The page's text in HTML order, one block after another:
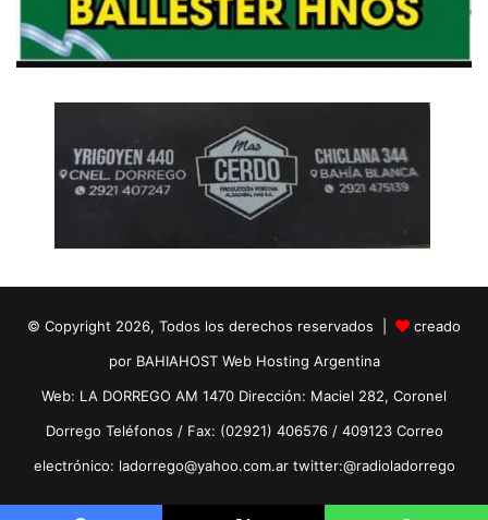
© Copyright 2026, Todos los derechos reservados |
creado
por BAHIAHOST Web Hosting Argentina
Web: LA DORREGO AM 1470 Dirección: Maciel 282, Coronel
Dorrego Teléfonos / Fax: (02921) 406576 / 409123 Correo
electrónico: ladorrego@yahoo.com.ar twitter:@radioladorrego